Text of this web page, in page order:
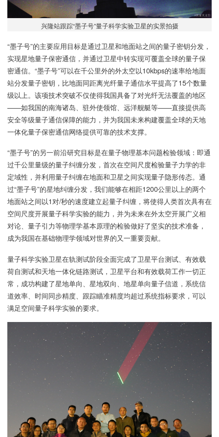
兴隆站跟踪“墨子号”量子科学实验卫星的实景拍摄
“墨子号”的主要应用目标是通过卫星和地面站之间的量子密钥分发，
实现星地量子保密通信，并通过卫星中转实现可覆盖全球的量子保
密通信。“墨子号”可以在千公里外的外太空以10kbps的速率给地面
站分发量子密钥，比地面同距离光纤量子通信水平提高了15个数量
级以上。该项技术突破不仅使得我国具备了对光纤无法覆盖的地区
——如我国的南海诸岛、驻外使领馆、远洋舰艇等——直接提供高
安全等级量子通信保障的能力，并为我国未来构建覆盖全球的天地
一体化量子保密通信网络提供可靠的技术支撑。
“墨子号”的另一前沿研究目标是在量子物理基本问题检验领域：即通
过千公里量级的量子纠缠分发，首次在空间尺度检验量子力学的非
定域性，并利用量子纠缠在地面和卫星之间实现量子隐形传态。通
过“墨子号”的星地纠缠分发，我们能够在相距1200公里以上的两个
地面站之间以1对/秒的速度建立起量子纠缠，将使得人类首次具有在
空间尺度开展量子科学实验的能力，并为未来在外太空开展广义相
对论、量子引力等物理学基本原理的检验做好了坚实的技术准备，
成为我国在基础物理学领域对世界的又一重要贡献。
量子科学实验卫星在轨测试阶段全面完成了卫星平台测试、有效载
荷自测试和天地一体化链路测试，卫星平台和有效载荷工作一切正
常，成功构建了星地单向、星地双向、地星单向量子信道，系统信
道效率、时间同步精度、跟踪瞄准精度均超过系统指标要求，可以
满足空间量子科学实验的要求。